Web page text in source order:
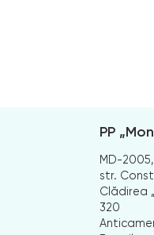
PP
MD-
str.
Clădirea
320